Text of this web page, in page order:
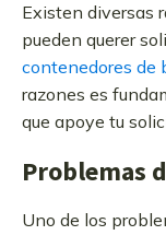
Existen diversas
pueden querer
contenedores de
razones es
que apoye tu
Problemas
Uno de los